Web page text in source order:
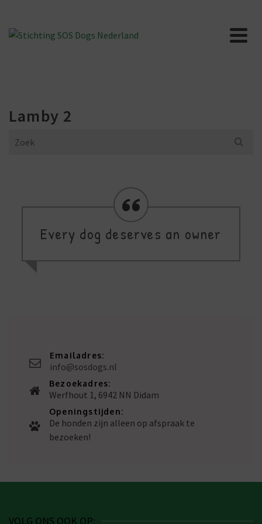
Lamby 2
Search
Every dog deserves an owner
Emailadres:
info@sosdogs.nl
Bezoekadres:
Werfhout 1, 6942 NN Didam
Openingstijden:
De honden zijn alleen op afspraak te
bezoeken!
VOLG ONS OOK OP: